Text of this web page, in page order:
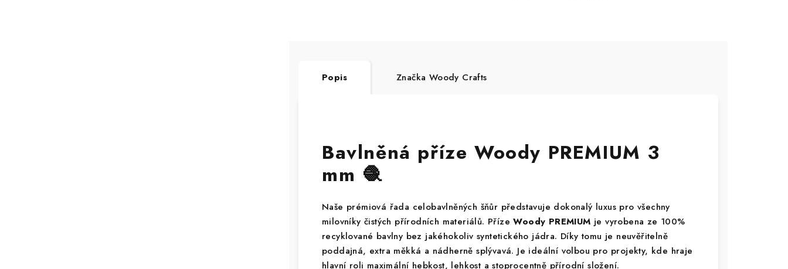
Popis Značka Woody Crafts
Bavlněná příze Woody PREMIUM 3
mm 🧶
Naše prémiová řada celobavlněných šňůr představuje dokonalý luxus pro všechny
milovníky čistých přírodních materiálů. PřízeWoody PREMIUM je vyrobena ze 100%
recyklované bavlny bez jakéhokoliv syntetického jádra. Díky tomu je neuvěřitelně
poddajná, extra měkká a nádherně splývavá. Je ideální volbou pro projekty, kde hraje
hlavní roli maximální hebkost, lehkost a stoprocentně přírodní složení.